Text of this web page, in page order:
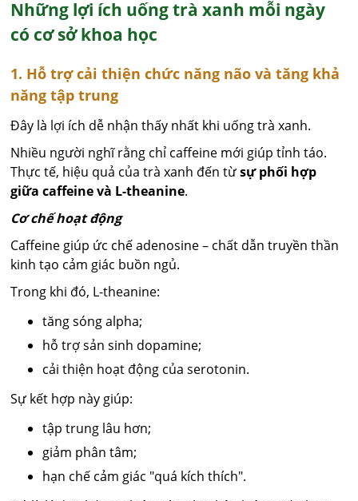
Những lợi ích uống trà xanh mỗi ngày
có cơ sở khoa học
1. Hỗ trợ cải thiện chức năng não và tăng khả
năng tập trung
Đây là lợi ích dễ nhận thấy nhất khi uống trà xanh.
Nhiều người nghĩ rằng chỉ caffeine mới giúp tỉnh táo.
Thực tế, hiệu quả của trà xanh đến từsự phối hợp
giữa caffeine và L-theanine.
Cơ chế hoạt động
Caffeine giúp ức chế adenosine – chất dẫn truyền thần
kinh tạo cảm giác buồn ngủ.
Trong khi đó, L-theanine:
tăng sóng alpha;
hỗ trợ sản sinh dopamine;
cải thiện hoạt động của serotonin.
Sự kết hợp này giúp:
tập trung lâu hơn;
giảm phân tâm;
hạn chế cảm giác "quá kích thích".